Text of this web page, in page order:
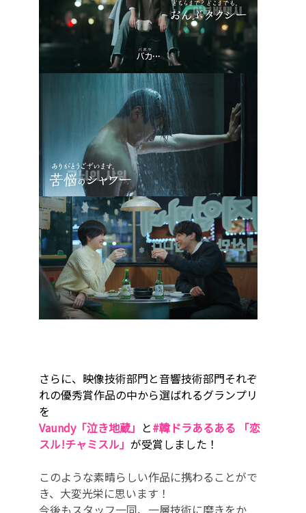
さらに、映像技術部門と音響技術部門それぞ
れの優秀賞作品の中から選ばれるグランプリ
を
Vaundy「泣き地蔵」 と#韓ドラあるある 「恋
スル!チャミスル」 が受賞しました！
このような素晴らしい作品に携わることがで
き、大変光栄に思います！